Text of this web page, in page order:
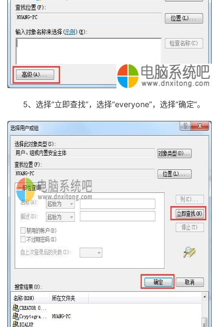
5、选择“立即查找”，选择“everyone”，选择“确定”。